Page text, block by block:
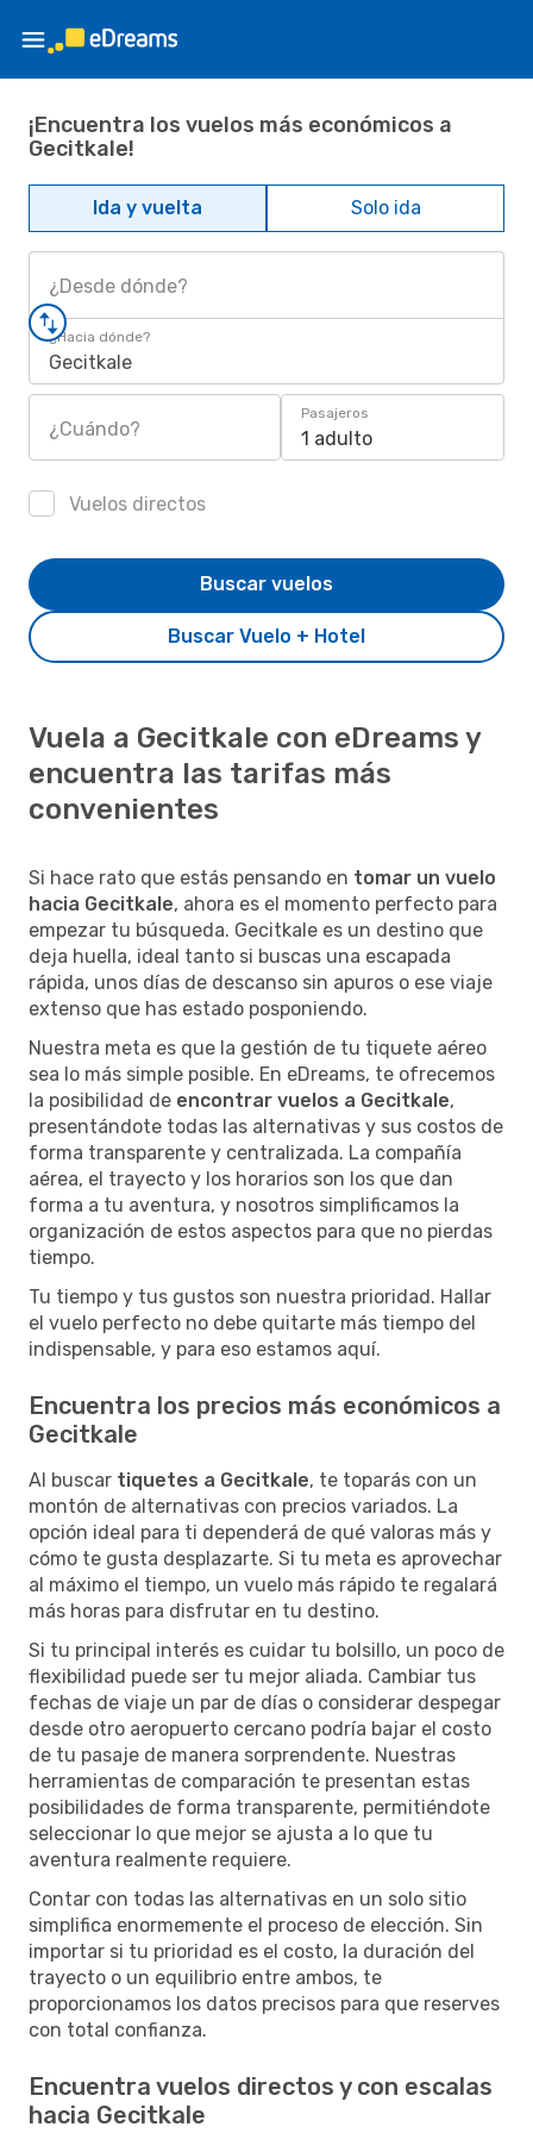
¡Encuentra los vuelos más económicos a
Gecitkale!
Ida y vuelta Solo ida
¿Desde dónde?
¿Hacia dónde?
Gecitkale
¿Cuándo?
Pasajeros
1 adulto
Vuelos directos
Buscar Vuelo + Hotel
Buscar vuelos
Vuela a Gecitkale con eDreams y
encuentra las tarifas más
convenientes
Si hace rato que estás pensando en tomar un vuelo
hacia Gecitkale, ahora es el momento perfecto para
empezar tu búsqueda. Gecitkale es un destino que
deja huella, ideal tanto si buscas una escapada
rápida, unos días de descanso sin apuros o ese viaje
extenso que has estado posponiendo.
Nuestra meta es que la gestión de tu tiquete aéreo
sea lo más simple posible. En eDreams, te ofrecemos
la posibilidad de encontrar vuelos a Gecitkale,
presentándote todas las alternativas y sus costos de
forma transparente y centralizada. La compañía
aérea, el trayecto y los horarios son los que dan
forma a tu aventura, y nosotros simplificamos la
organización de estos aspectos para que no pierdas
tiempo.
Tu tiempo y tus gustos son nuestra prioridad. Hallar
el vuelo perfecto no debe quitarte más tiempo del
indispensable, y para eso estamos aquí.
Encuentra los precios más económicos a
Gecitkale
Al buscar tiquetes a Gecitkale, te toparás con un
montón de alternativas con precios variados. La
opción ideal para ti dependerá de qué valoras más y
cómo te gusta desplazarte. Si tu meta es aprovechar
al máximo el tiempo, un vuelo más rápido te regalará
más horas para disfrutar en tu destino.
Si tu principal interés es cuidar tu bolsillo, un poco de
flexibilidad puede ser tu mejor aliada. Cambiar tus
fechas de viaje un par de días o considerar despegar
desde otro aeropuerto cercano podría bajar el costo
de tu pasaje de manera sorprendente. Nuestras
herramientas de comparación te presentan estas
posibilidades de forma transparente, permitiéndote
seleccionar lo que mejor se ajusta a lo que tu
aventura realmente requiere.
Contar con todas las alternativas en un solo sitio
simplifica enormemente el proceso de elección. Sin
importar si tu prioridad es el costo, la duración del
trayecto o un equilibrio entre ambos, te
proporcionamos los datos precisos para que reserves
con total confianza.
Encuentra vuelos directos y con escalas
hacia Gecitkale